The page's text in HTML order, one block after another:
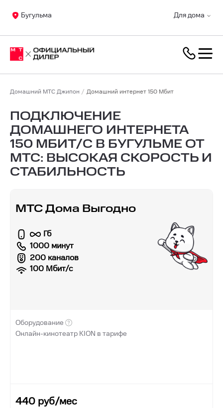
Для дома
Бугульма
Домашний МТС Джипон Домашний интернет 150 Мбит
ПОДКЛЮЧЕНИЕ
ДОМАШНЕГО ИНТЕРНЕТА
150 МБИТ/С В БУГУЛЬМЕ ОТ
МТС: ВЫСОКАЯ СКОРОСТЬ И
СТАБИЛЬНОСТЬ
МТС Дома Выгодно
Гб
1000 минут
200 каналов
100 Мбит/с
Оборудование
Онлайн-кинотеатр KION в тарифе
440 руб/мес